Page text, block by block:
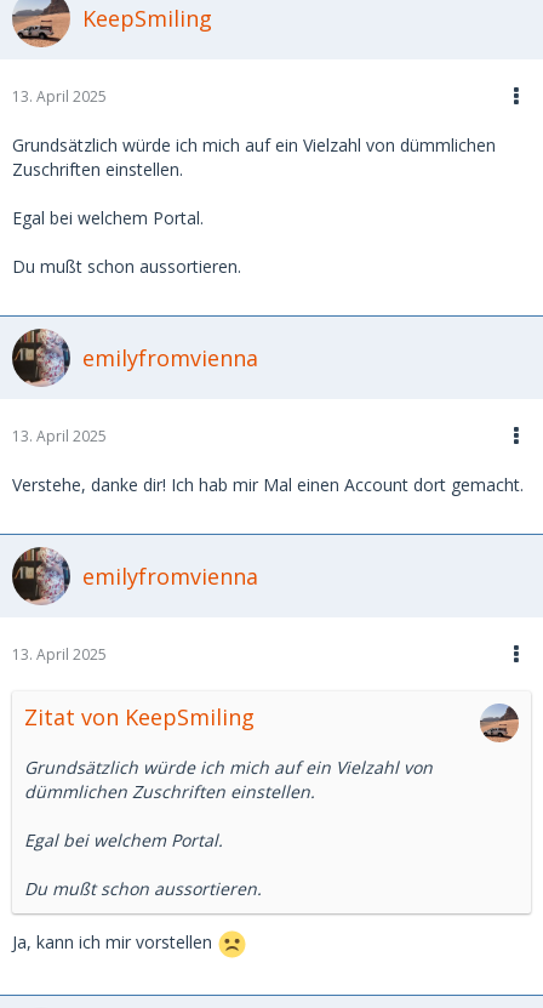
KeepSmiling
13. April 2025
Grundsätzlich würde ich mich auf ein Vielzahl von dümmlichen
Zuschriften einstellen.
Egal bei welchem Portal.
Du mußt schon aussortieren.
emilyfromvienna
13. April 2025
Verstehe, danke dir! Ich hab mir Mal einen Account dort gemacht.
emilyfromvienna
13. April 2025
Zitat von KeepSmiling
Grundsätzlich würde ich mich auf ein Vielzahl von
dümmlichen Zuschriften einstellen.
Egal bei welchem Portal.
Du mußt schon aussortieren.
Ja, kann ich mir vorstellen